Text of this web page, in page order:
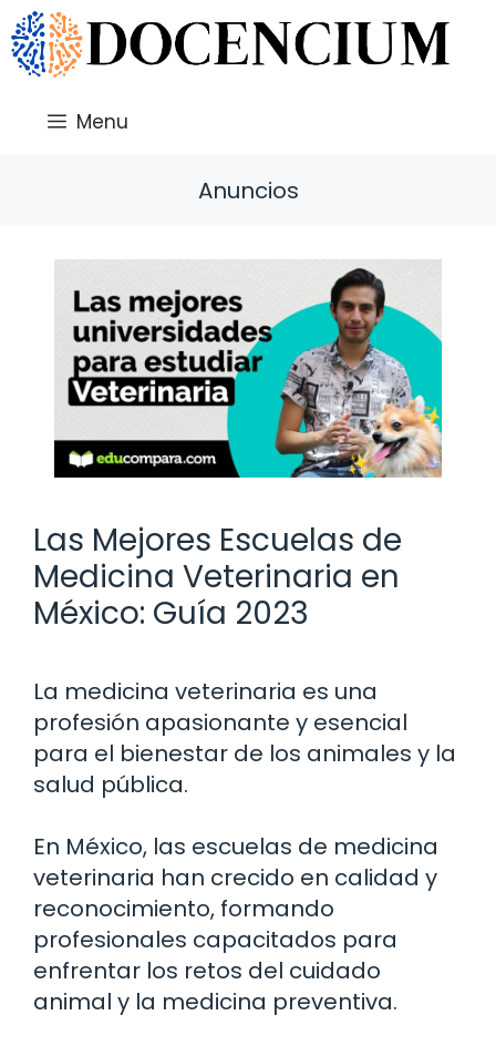
Saltar
al
contenido
Menu
Anuncios
Las Mejores Escuelas de
Medicina Veterinaria en
México: Guía 2023
La medicina veterinaria es una
profesión apasionante y esencial
para el bienestar de los animales y la
salud pública.
En México, las escuelas de medicina
veterinaria han crecido en calidad y
reconocimiento, formando
profesionales capacitados para
enfrentar los retos del cuidado
animal y la medicina preventiva.